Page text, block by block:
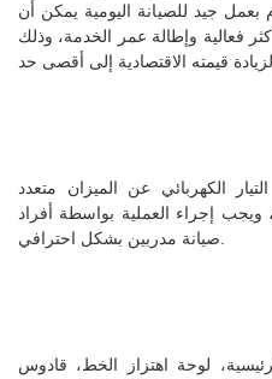
بعمل جيد للصيانة اليومية يمكن أن
فعالية وإطالة عمر الخدمة، وذلك
الكهربائي عن الميزان متعدد
إجراء العملية بواسطة أفراد
صيانة مدربين بشكل احترافي.
لوحة اهتزاز الخط، قادوس